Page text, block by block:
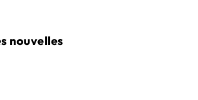
nouvelles